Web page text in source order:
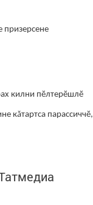
призерсене
килни пӗлтерӗшлӗ
кăтартса парассиччӗ,